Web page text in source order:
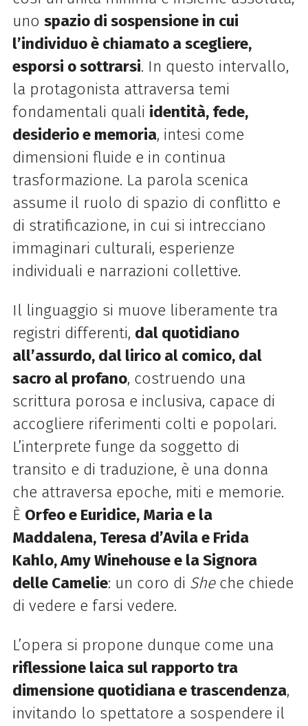
uno spazio di sospensione in cui
l’individuo è chiamato a scegliere,
esporsi o sottrarsi. In questo intervallo,
la protagonista attraversa temi
fondamentali quali identità, fede,
desiderio e memoria, intesi come
dimensioni fluide e in continua
trasformazione. La parola scenica
assume il ruolo di spazio di conflitto e
di stratificazione, in cui si intrecciano
immaginari culturali, esperienze
individuali e narrazioni collettive.
Il linguaggio si muove liberamente tra
registri differenti, dal quotidiano
all’assurdo, dal lirico al comico, dal
sacro al profano, costruendo una
scrittura porosa e inclusiva, capace di
accogliere riferimenti colti e popolari.
L’interprete funge da soggetto di
transito e di traduzione, è una donna
che attraversa epoche, miti e memorie.
È Orfeo e Euridice, Maria e la
Maddalena, Teresa d’Avila e Frida
Kahlo, Amy Winehouse e la Signora
delle Camelie: un coro di Sheche chiede
di vedere e farsi vedere.
L’opera si propone dunque come una
riflessione laica sul rapporto tra
dimensione quotidiana e trascendenza,
invitando lo spettatore a sospendere il